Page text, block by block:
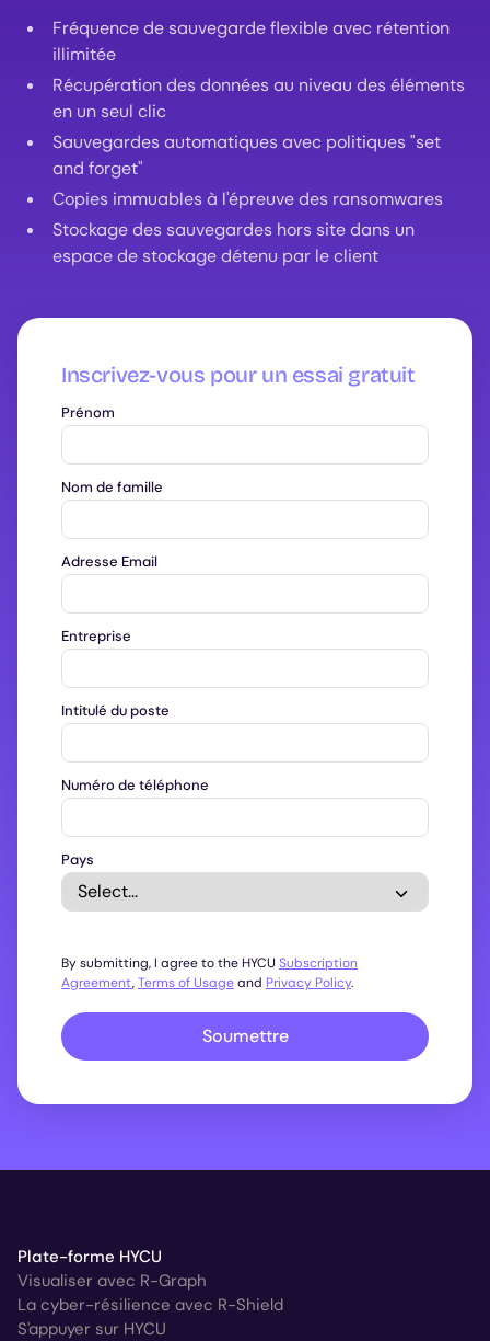
Fréquence de sauvegarde flexible avec rétention
illimitée
Récupération des données au niveau des éléments
en un seul clic
Sauvegardes automatiques avec politiques "set
and forget"
Copies immuables à l'épreuve des ransomwares
Stockage des sauvegardes hors site dans un
espace de stockage détenu par le client
Inscrivez-vous pour un essai gratuit
Prénom
Nom de famille
Adresse Email
Entreprise
Intitulé du poste
Numéro de téléphone
Pays
By submitting, I agree to the HYCU Subscription
Agreement,Terms of Usageand Privacy Policy.
Soumettre
Plate-forme HYCU
Visualiser avec R-Graph
La cyber-résilience avec R-Shield
S'appuyer sur HYCU